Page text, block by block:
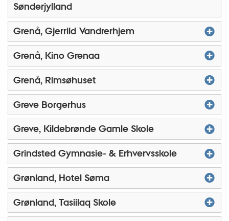
Sønderjylland
Grenå, Gjerrild Vandrerhjem
Grenå, Kino Grenaa
Grenå, Rimsøhuset
Greve Borgerhus
Greve, Kildebrønde Gamle Skole
Grindsted Gymnasie- & Erhvervsskole
Grønland, Hotel Søma
Grønland, Tasiilaq Skole